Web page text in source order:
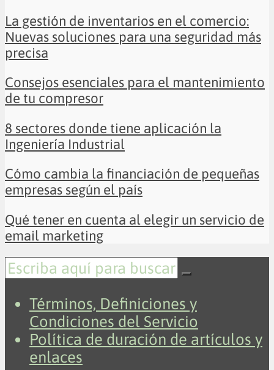
La gestión de inventarios en el comercio:
Nuevas soluciones para una seguridad más
precisa
Consejos esenciales para el mantenimiento
de tu compresor
8 sectores donde tiene aplicación la
Ingeniería Industrial
Cómo cambia la financiación de pequeñas
empresas según el país
Qué tener en cuenta al elegir un servicio de
email marketing
Términos, Definiciones y
Condiciones del Servicio
Política de duración de artículos y
enlaces